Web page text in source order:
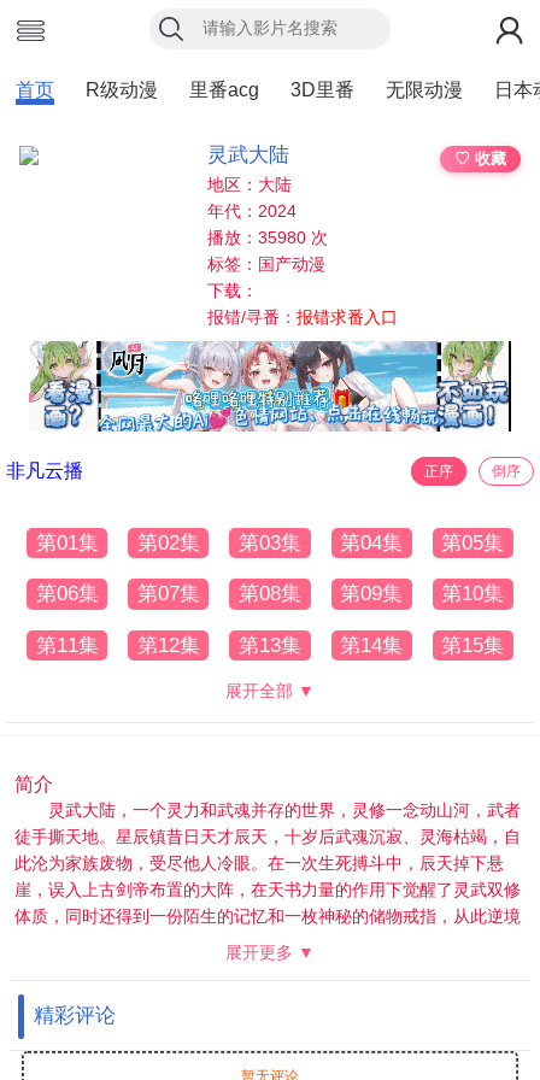
首页 R级动漫 里番acg 3D里番 无限动漫 日本
灵武大陆
♡ 收藏
地区：大陆
年代：2024
播放：35980 次
标签：国产动漫
下载：
报错/寻番：报错求番入口
非凡云播 正序 倒序
第01集 第02集 第03集 第04集 第05集
第06集 第07集 第08集 第09集 第10集
第11集 第12集 第13集 第14集 第15集
展开全部 ▼
简介
灵武大陆，一个灵力和武魂并存的世界，灵修一念动山河，武者
徒手撕天地。星辰镇昔日天才辰天，十岁后武魂沉寂、灵海枯竭，自
此沦为家族废物，受尽他人冷眼。在一次生死搏斗中，辰天掉下悬
崖，误入上古剑帝布置的大阵，在天书力量的作用下觉醒了灵武双修
体质，同时还得到一份陌生的记忆和一枚神秘的储物戒指，从此逆境
崛起，破天道掌轮回，终渡帝劫桎梏，问鼎灵武大陆！
展开更多 ▼
精彩评论